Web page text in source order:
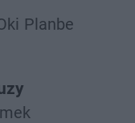
Planbe